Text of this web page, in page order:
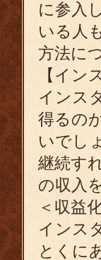
に参入
いる人
方法に
【イン
インス
得るの
いでし
継続す
の収入
＜収益
インス
とくに